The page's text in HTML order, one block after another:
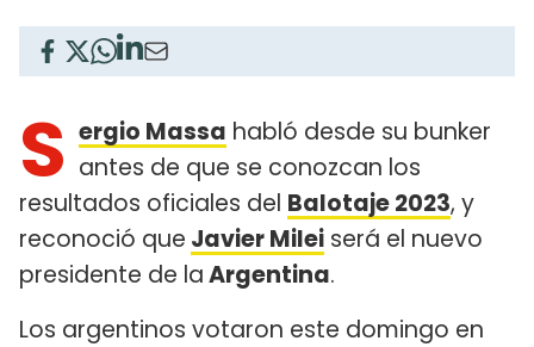
S ergio Massa habló desde su bunker
antes de que se conozcan los
resultados oficiales del Balotaje 2023, y
reconoció que Javier Milei será el nuevo
presidente de laArgentina.
Los argentinos votaron este domingo en